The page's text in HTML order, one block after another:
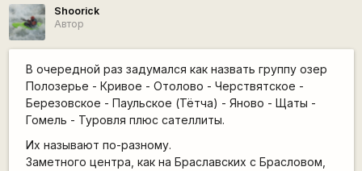
Shoorick
Автор
В очередной раз задумался как назвать группу озер
Полозерье - Кривое - Отолово - Черствятское -
Березовское - Паульское (Тётча) - Яново - Щаты -
Гомель - Туровля плюс сателлиты.
Их называют по-разному.
Заметного центра, как на Браславских с Брасловом,